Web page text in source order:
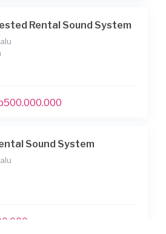
Rental Sound System
Sound System